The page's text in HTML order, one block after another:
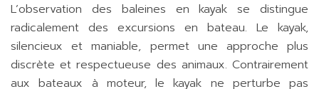
L’observation des baleines en kayak se distingue
radicalement des excursions en bateau. Le kayak,
silencieux et maniable, permet une approche plus
discrète et respectueuse des animaux. Contrairement
aux bateaux à moteur, le kayak ne perturbe pas